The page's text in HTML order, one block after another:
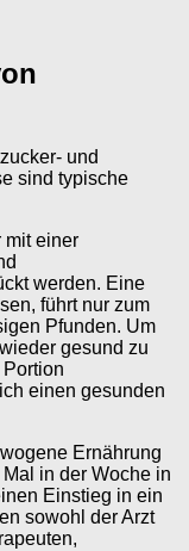
und
sind typische
mit einer
werden. Eine
führt nur zum
Pfunden. Um
gesund zu
einen gesunden
Ernährung
in der Woche in
Einstieg in ein
sowohl der Arzt